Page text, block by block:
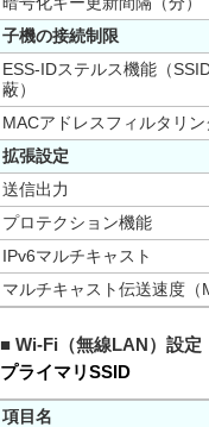
子機の接続制限
ESS-IDステルス機能（
蔽）
MACアドレスフィルタリ
拡張設定
送信出力
プロテクション機能
IPv6マルチキャスト
マルチキャスト伝送速度（
■ Wi-Fi（無線LAN）設定
プライマリSSID
項目名